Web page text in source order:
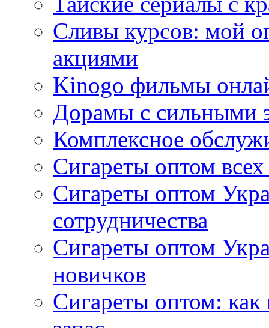
Сливы курсов: мой
акциями
Kinogo фильмы
Дорамы с сильными
Комплексное
Сигареты оптом
Сигареты оптом
сотрудничества
Сигареты оптом
новичков
Сигареты оптом: